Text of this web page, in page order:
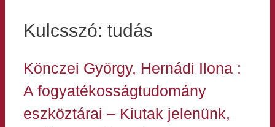
Kulcsszó: tudás
Könczei György, Hernádi Ilona :
A fogyatékosságtudomány
eszköztárai – Kiutak jelenünk,